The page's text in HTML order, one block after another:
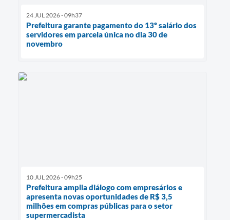
24 JUL 2026 - 09h37
Prefeitura garante pagamento do 13º salário dos
servidores em parcela única no dia 30 de
novembro
10 JUL 2026 - 09h25
Prefeitura amplia diálogo com empresários e
apresenta novas oportunidades de R$ 3,5
milhões em compras públicas para o setor
supermercadista